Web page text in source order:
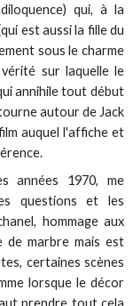
qui, à la
est aussi la fille du
sous le charme
sur laquelle le
annihile tout début
autour de Jack
auquel l'affiche et
années 1970, me
questions et les
hommage aux
de marbre mais est
certaines scènes
lorsque le décor
prendre tout cela